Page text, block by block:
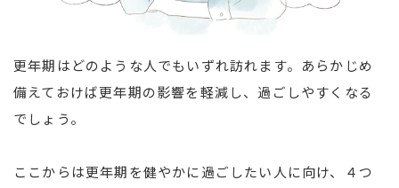
更年期はどのような人でもいずれ訪れます。あらかじめ
備えておけば更年期の影響を軽減し、過ごしやすくなる
でしょう。
ここからは更年期を健やかに過ごしたい人に向け、４つ